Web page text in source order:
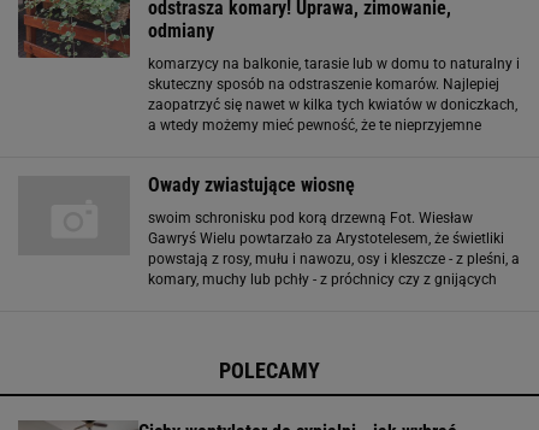
odstrasza komary! Uprawa, zimowanie,
odmiany
komarzycy na balkonie, tarasie lub w domu to naturalny i
skuteczny sposób na odstraszenie komarów. Najlepiej
zaopatrzyć się nawet w kilka tych kwiatów w doniczkach,
a wtedy możemy mieć pewność, że te nieprzyjemne
Owady zwiastujące wiosnę
swoim schronisku pod korą drzewną Fot. Wiesław
Gawryś Wielu powtarzało za Arystotelesem, że świetliki
powstają z rosy, mułu i nawozu, osy i kleszcze - z pleśni, a
komary, muchy lub pchły - z próchnicy czy z gnijących
POLECAMY